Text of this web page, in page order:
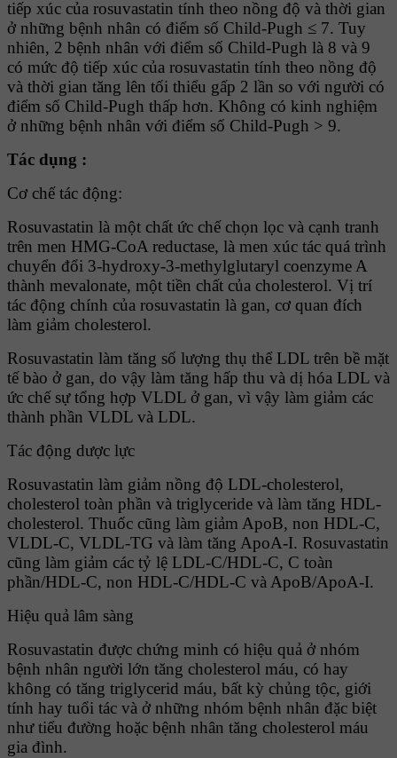
tiếp xúc của rosuvastatin tính theo nồng độ và thời gian
ở những bệnh nhân có điểm số Child-Pugh ≤ 7. Tuy
nhiên, 2 bệnh nhân với điểm số Child-Pugh là 8 và 9
có mức độ tiếp xúc của rosuvastatin tính theo nồng độ
và thời gian tăng lên tối thiểu gấp 2 lần so với người có
điểm số Child-Pugh thấp hơn. Không có kinh nghiệm
ở những bệnh nhân với điểm số Child-Pugh > 9.
Tác dụng :
Cơ chế tác động:
Rosuvastatin là một chất ức chế chọn lọc và cạnh tranh
trên men HMG-CoA reductase, là men xúc tác quá trình
chuyển đổi 3-hydroxy-3-methylglutaryl coenzyme A
thành mevalonate, một tiền chất của cholesterol. Vị trí
tác động chính của rosuvastatin là gan, cơ quan đích
làm giảm cholesterol.
Rosuvastatin làm tăng số lượng thụ thể LDL trên bề mặt
tế bào ở gan, do vậy làm tăng hấp thu và dị hóa LDL và
ức chế sự tổng hợp VLDL ở gan, vì vậy làm giảm các
thành phần VLDL và LDL.
Tác động dược lực
Rosuvastatin làm giảm nồng độ LDL-cholesterol,
cholesterol toàn phần và triglyceride và làm tăng HDL-
cholesterol. Thuốc cũng làm giảm ApoB, non HDL-C,
VLDL-C, VLDL-TG và làm tăng ApoA-I. Rosuvastatin
cũng làm giảm các tỷ lệ LDL-C/HDL-C, C toàn
phần/HDL-C, non HDL-C/HDL-C và ApoB/ApoA-I.
Hiệu quả lâm sàng
Rosuvastatin được chứng minh có hiệu quả ở nhóm
bệnh nhân người lớn tăng cholesterol máu, có hay
không có tăng triglycerid máu, bất kỳ chủng tộc, giới
tính hay tuổi tác và ở những nhóm bệnh nhân đặc biệt
như tiểu đường hoặc bệnh nhân tăng cholesterol máu
gia đình.